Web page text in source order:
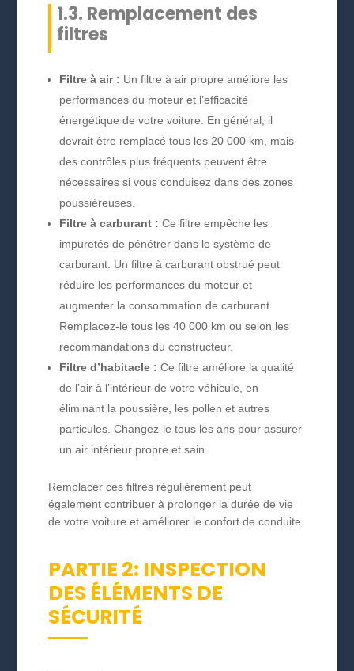
1.3. Remplacement des
filtres
Filtre à air : Un filtre à air propre améliore les
performances du moteur et l’efficacité
énergétique de votre voiture. En général, il
devrait être remplacé tous les 20 000 km, mais
des contrôles plus fréquents peuvent être
nécessaires si vous conduisez dans des zones
poussiéreuses.
Filtre à carburant : Ce filtre empêche les
impuretés de pénétrer dans le système de
carburant. Un filtre à carburant obstrué peut
réduire les performances du moteur et
augmenter la consommation de carburant.
Remplacez-le tous les 40 000 km ou selon les
recommandations du constructeur.
Filtre d’habitacle : Ce filtre améliore la qualité
de l’air à l’intérieur de votre véhicule, en
éliminant la poussière, les pollen et autres
particules. Changez-le tous les ans pour assurer
un air intérieur propre et sain.
Remplacer ces filtres régulièrement peut
également contribuer à prolonger la durée de vie
de votre voiture et améliorer le confort de conduite.
PARTIE 2: INSPECTION
DES ÉLÉMENTS DE
SÉCURITÉ